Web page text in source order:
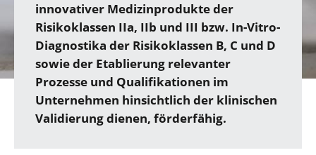
innovativer Medizinprodukte der
Risikoklassen IIa, IIb und III bzw. In-Vitro-
Diagnostika der Risikoklassen B, C und D
sowie der Etablierung relevanter
Prozesse und Qualifikationen im
Unternehmen hinsichtlich der klinischen
Validierung dienen, förderfähig.